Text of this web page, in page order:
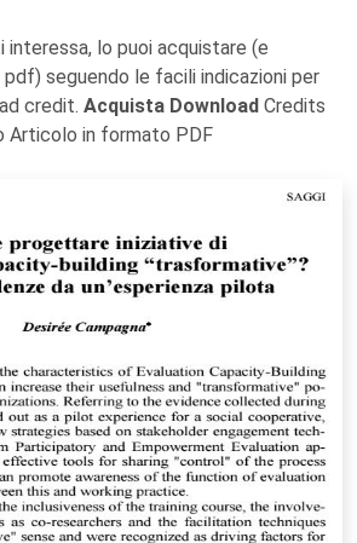
lo puoi acquistare (e
seguendo le facili indicazioni per
credit. Acquista Download Credits
Articolo in formato PDF